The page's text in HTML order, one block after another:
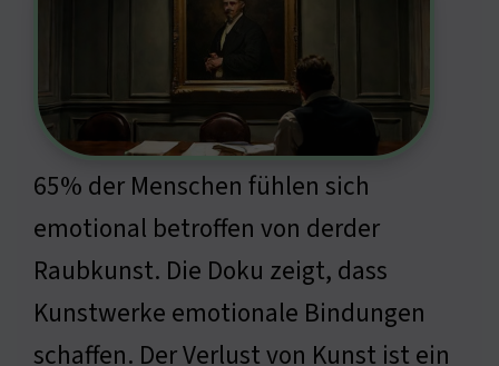
65% der Menschen fühlen sich
emotional betroffen von derder
Raubkunst. Die Doku zeigt, dass
Kunstwerke emotionale Bindungen
schaffen. Der Verlust von Kunst ist ein